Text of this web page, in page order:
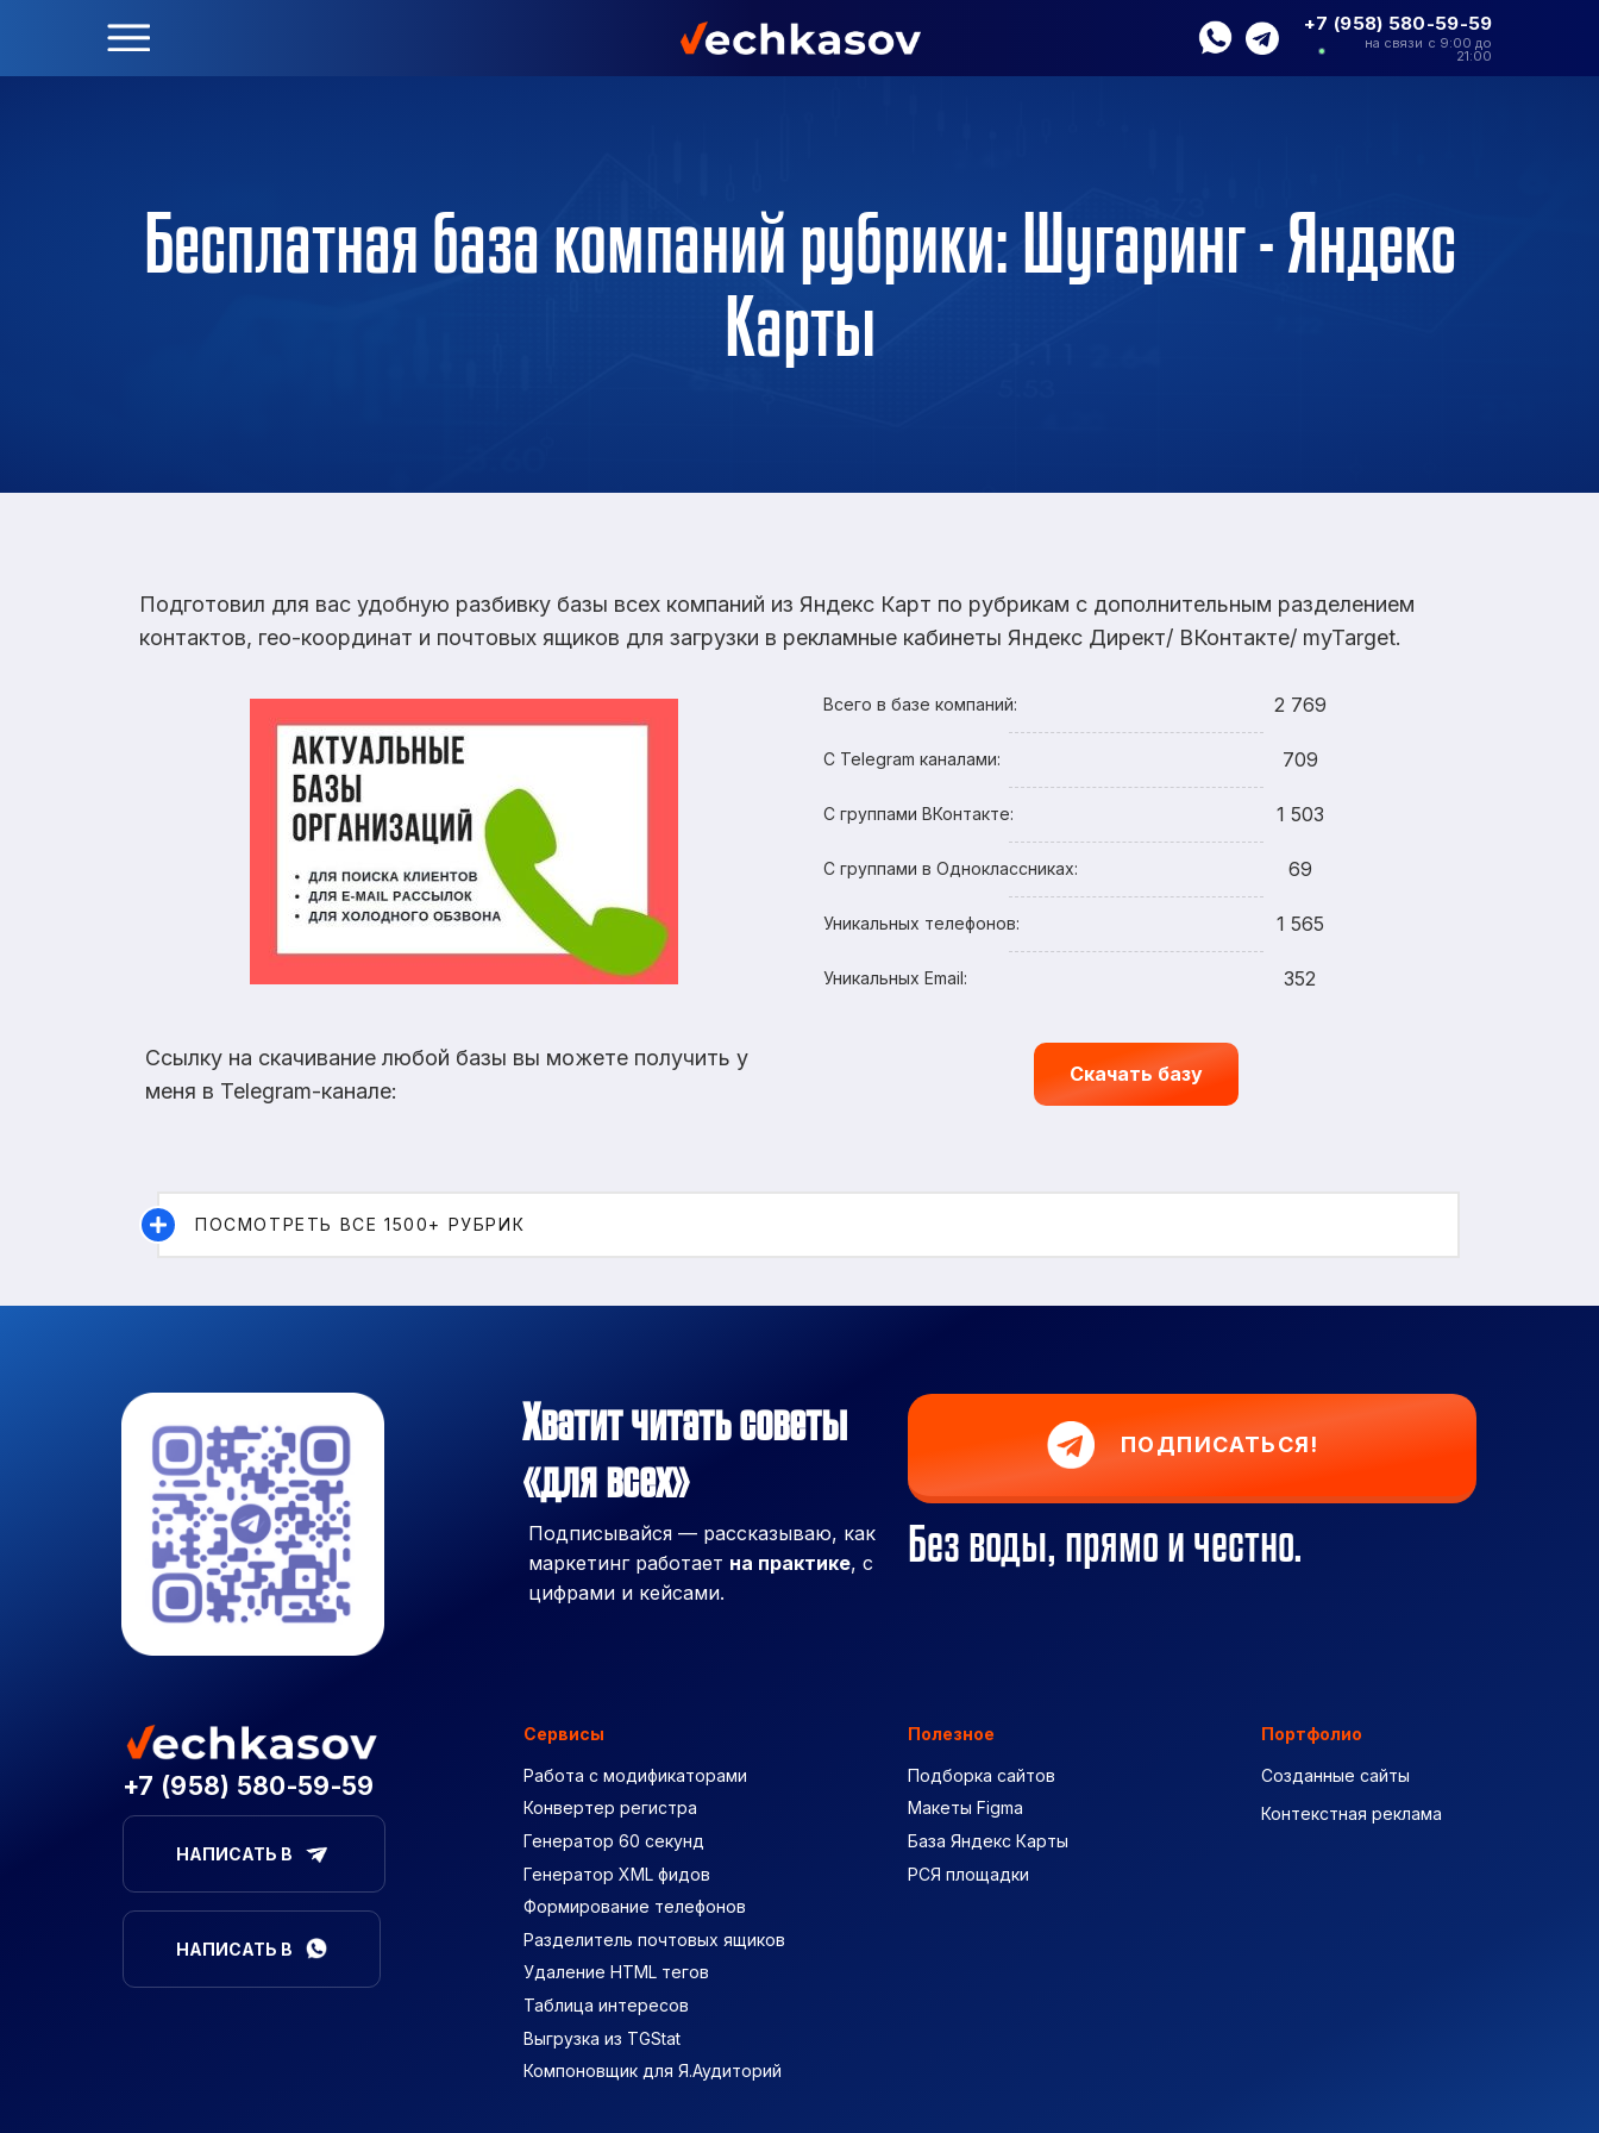
+7 (958) 580-59-59
на связи с 9:00 до
21:00
Бесплатная база компаний рубрики: Шугаринг - Яндекс
Карты
Подготовил для вас удобную разбивку базы всех компаний из Яндекс Карт по рубрикам с дополнительным разделением
контактов, гео-координат и почтовых ящиков для загрузки в рекламные кабинеты Яндекс Директ/ ВКонтакте/ myTarget.
Всего в базе компаний: 2 769
С Telegram каналами: 709
С группами ВКонтакте: 1 503
С группами в Одноклассниках: 69
Уникальных телефонов: 1 565
Уникальных Email: 352
Ссылку на скачивание любой базы вы можете получить у
меня в Telegram-канале:
Скачать базу
ПОСМОТРЕТЬ ВСЕ 1500+ РУБРИК
Хватит читать советы
«для всех»
Подписывайся — рассказываю, как
маркетинг работает на практике, с
цифрами и кейсами.
ПОДПИСАТЬСЯ!
Без воды, прямо и честно.
+7 (958) 580-59-59
НАПИСАТЬ В
НАПИСАТЬ В
Сервисы
Работа с модификаторами
Конвертер регистра
Генератор 60 секунд
Генератор XML фидов
Формирование телефонов
Разделитель почтовых ящиков
Удаление HTML тегов
Таблица интересов
Выгрузка из TGStat
Компоновщик для Я.Аудиторий
Полезное
Подборка сайтов
Макеты Figma
База Яндекс Карты
РСЯ площадки
Портфолио
Созданные сайты
Контекстная реклама